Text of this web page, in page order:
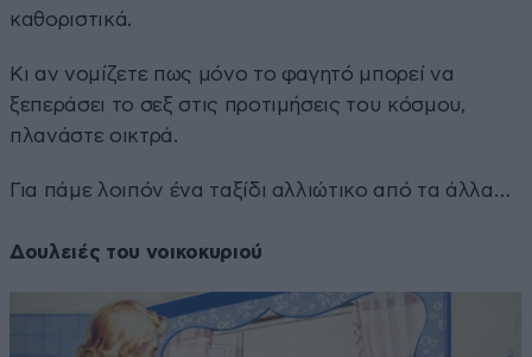
καθοριστικά.
Κι αν νομίζετε πως μόνο το φαγητό μπορεί να
ξεπεράσει το σεξ στις προτιμήσεις του κόσμου,
πλανάστε οικτρά.
Για πάμε λοιπόν ένα ταξίδι αλλιώτικο από τα άλλα…
Δουλειές του νοικοκυριού